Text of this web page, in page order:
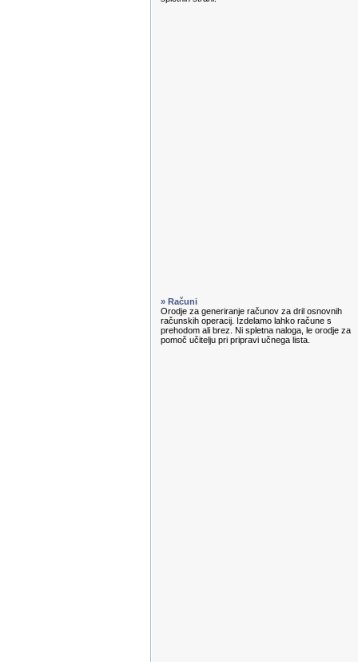
» Računi
Orodje za generiranje računov za dril osnovnih
računskih operacij. Izdelamo lahko račune s
prehodom ali brez. Ni spletna naloga, le orodje za
pomoč učitelju pri pripravi učnega lista.